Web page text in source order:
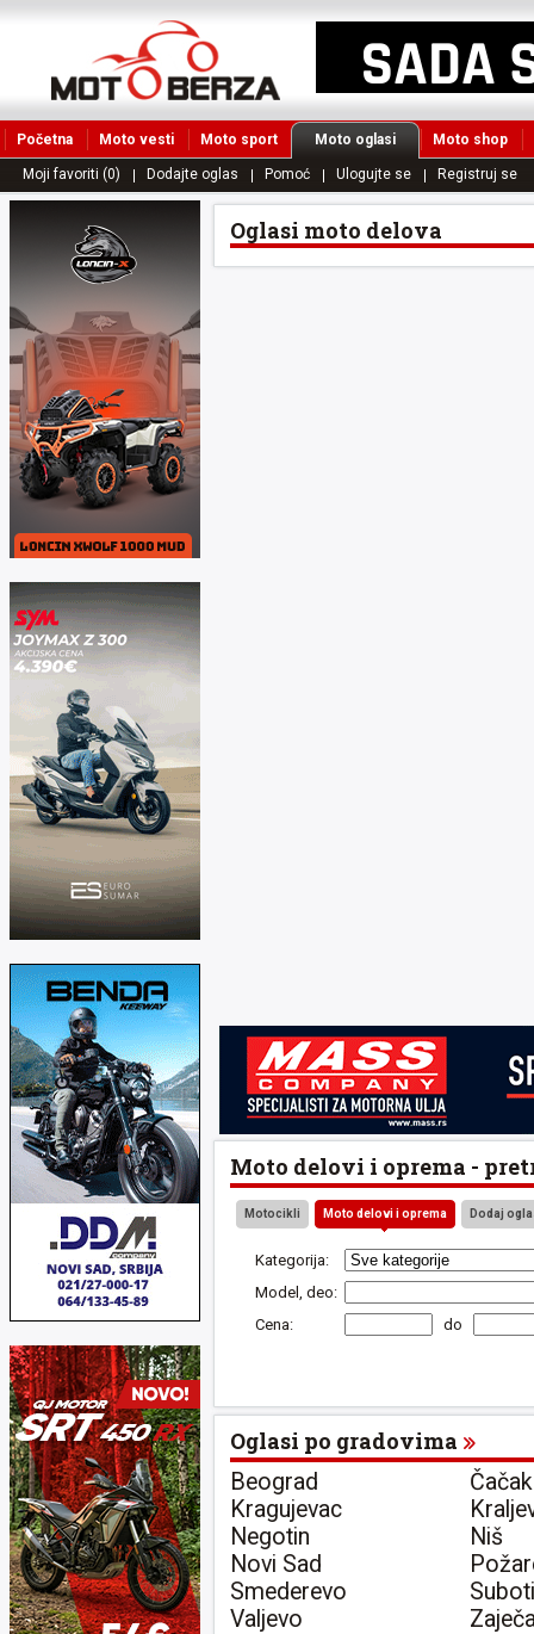
Početna Moto vesti Moto sport Moto oglasi Moto shop
Moji favoriti (0) Dodajte oglas Pomoć Ulogujte se Registruj se
Oglasi moto delova
Moto delovi i oprema -
Motocikli Moto delovi i oprema Dodaj
Kategorija:
Model, deo:
Cena:
do
Oglasi po gradovima
Beograd
Kragujevac
Negotin
Novi Sad
Smederevo
Valjevo
Čačak
Niš